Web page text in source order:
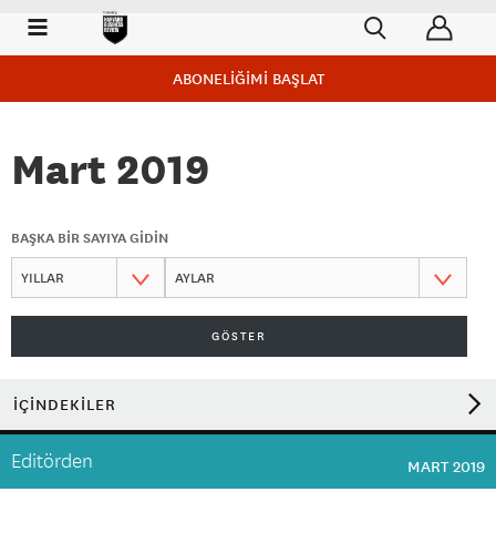
ABONELİĞİMİ BAŞLAT
Mart 2019
BAŞKA BİR SAYIYA GİDİN
GÖSTER
İÇİNDEKİLER
Editörden MART 2019